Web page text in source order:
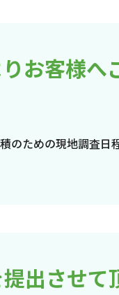
お客様へ
のための現地調査日
出させて